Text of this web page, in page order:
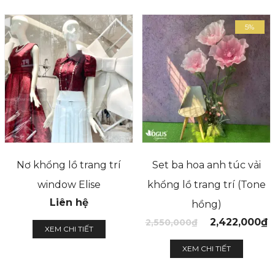
Nơ khổng lồ trang trí
window Elise
Liên hệ
XEM CHI TIẾT
5%
Set ba hoa anh túc vải
khổng lồ trang trí (Tone
hồng)
2,550,000₫ 2,422,000₫
XEM CHI TIẾT